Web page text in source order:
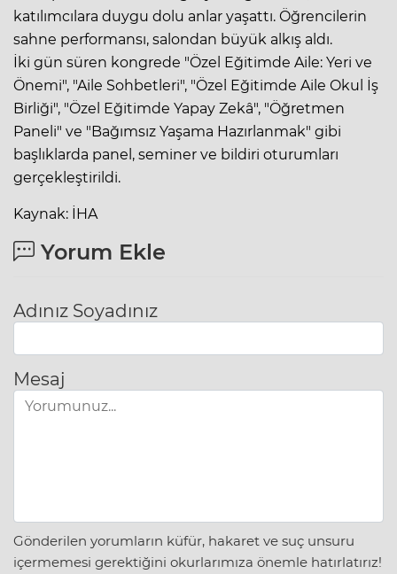
katılımcılara duygu dolu anlar yaşattı. Öğrencilerin
sahne performansı, salondan büyük alkış aldı.
İki gün süren kongrede "Özel Eğitimde Aile: Yeri ve
Önemi", "Aile Sohbetleri", "Özel Eğitimde Aile Okul İş
Birliği", "Özel Eğitimde Yapay Zekâ", "Öğretmen
Paneli" ve "Bağımsız Yaşama Hazırlanmak" gibi
başlıklarda panel, seminer ve bildiri oturumları
gerçekleştirildi.
Kaynak: İHA
Yorum Ekle
Adınız Soyadınız
Mesaj
Gönderilen yorumların küfür, hakaret ve suç unsuru
içermemesi gerektiğini okurlarımıza önemle hatırlatırız!